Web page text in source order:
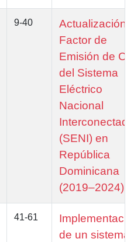
9-40
Actualización
Factor de
Emisión de
del Sistema
Eléctrico
Nacional
Interconectado
(SENI) en
República
Dominicana
(2019–2024)
41-61
de un sistema